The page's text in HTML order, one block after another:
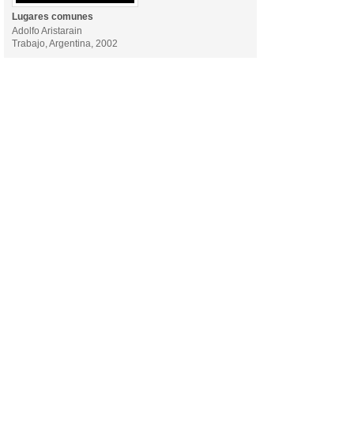
Lugares comunes
Adolfo Aristarain
Trabajo, Argentina, 2002